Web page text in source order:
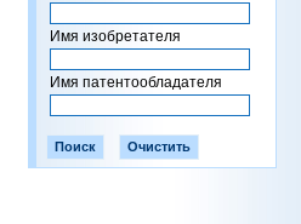
Имя изобретателя
Имя патентообладателя